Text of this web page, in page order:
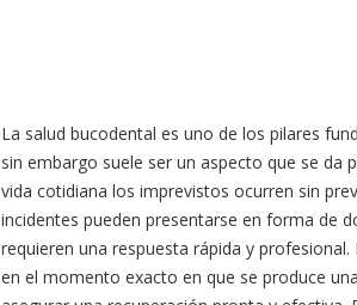
La salud bucodental es uno de los pilares
sin embargo suele ser un aspecto que se da
vida cotidiana los imprevistos ocurren sin
incidentes pueden presentarse en forma de
requieren una respuesta rápida y
en el momento exacto en que se produce